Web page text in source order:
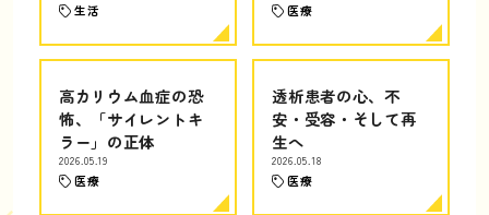
生活 医療
高カリウム血症の恐
怖、「サイレントキ
ラー」の正体
2026.05.19
医療
透析患者の心、不
安・受容・そして再
生へ
2026.05.18
医療